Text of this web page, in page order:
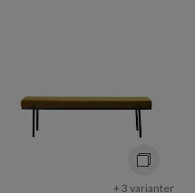
+ 3 varianter